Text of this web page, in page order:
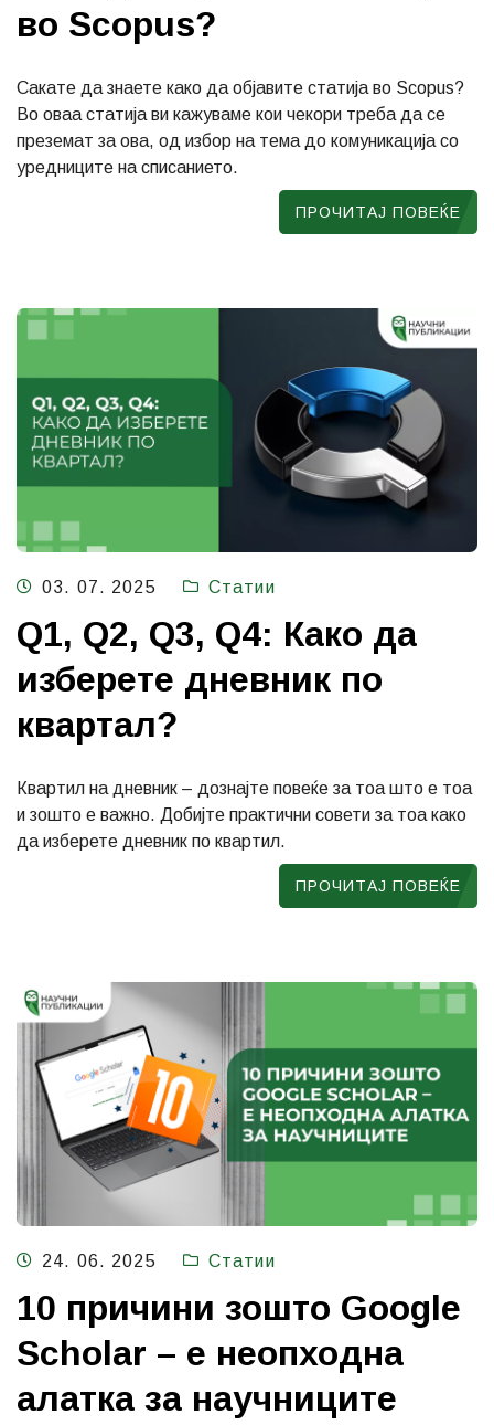
во Scopus?
Сакате да знаете како да објавите статија во Scopus?
Во оваа статија ви кажуваме кои чекори треба да се
преземат за ова, од избор на тема до комуникација со
уредниците на списанието.
ПРОЧИТАЈ ПОВЕЌЕ
03. 07. 2025 Статии
Q1, Q2, Q3, Q4: Како да
изберете дневник по
квартал?
Квартил на дневник – дознајте повеќе за тоа што е тоа
и зошто е важно. Добијте практични совети за тоа како
да изберете дневник по квартил.
ПРОЧИТАЈ ПОВЕЌЕ
24. 06. 2025 Статии
10 причини зошто Google
Scholar – е неопходна
алатка за научниците